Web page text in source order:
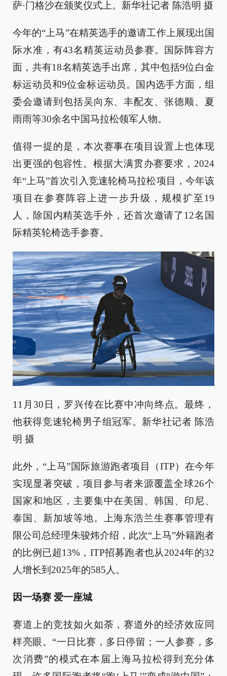
萨·门格沙在颁奖仪式上。新华社记者 陈浩明 摄
今年的“上马”在精英选手的邀请工作上展现出国
际水准，有43名精英运动员参赛。国际阵容方
面，共有18名精英选手出席，其中包括9位白金
标运动员和9位金标运动员。国内选手方面，组
委会邀请到包括吴向东、丰配友、张德顺、夏
雨雨等30余名中国马拉松领军人物。
值得一提的是，本次赛事在项目设置上也体现
出更强的包容性。根据大满贯办赛要求，2024
年“上马”首次引入竞速轮椅马拉松项目，今年该
项目在参赛阵容上进一步升级，规模扩至19
人，除国内精英选手外，还首次邀请了12名国
际精英轮椅选手参赛。
11月30日，罗兴传在比赛中冲向终点。最终，
他获得竞速轮椅男子组冠军。新华社记者 陈浩
明 摄
此外，“上马”国际旅游跑者项目（ITP）在今年
实现显著突破，项目参与者来源覆盖全球26个
国家和地区，主要集中在美国、韩国、印尼、
泰国、新加坡等地。上海东浩兰生赛事管理有
限公司总经理朱骏炜介绍，此次“上马”外籍跑者
的比例已超13%，ITP招募跑者也从2024年的32
人增长到2025年的585人。
因一场赛 爱一座城
赛道上的竞技如火如荼，赛道外的经济效应同
样亮眼。“一日比赛，多日停留；一人参赛，多
次消费”的模式在本届上海马拉松得到充分体